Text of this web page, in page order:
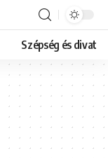
Szépség és divat